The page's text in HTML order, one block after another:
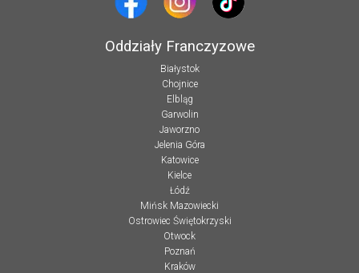
Oddziały Franczyzowe
Białystok
Chojnice
Elbląg
Garwolin
Jaworzno
Jelenia Góra
Katowice
Kielce
Łódź
Mińsk Mazowiecki
Ostrowiec Świętokrzyski
Otwock
Poznań
Kraków